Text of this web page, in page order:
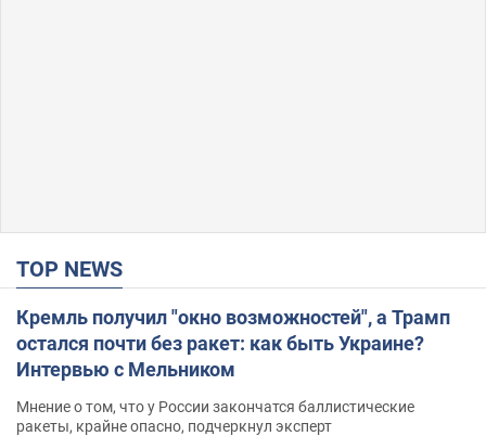
TOP NEWS
Кремль получил "окно возможностей", а Трамп
остался почти без ракет: как быть Украине?
Интервью с Мельником
Мнение о том, что у России закончатся баллистические
ракеты, крайне опасно, подчеркнул эксперт